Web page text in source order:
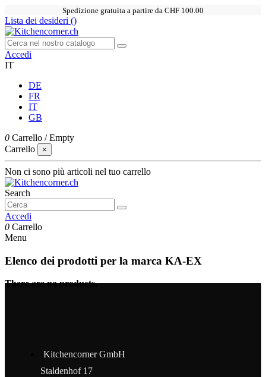
Spedizione gratuita a partire da CHF 100.00
Lista dei desideri ()
Accedi
IT
DE
FR
IT
GB
0 Carrello /Empty
Carrello
×
Non ci sono più articoli nel tuo carrello
Search
Accedi
0 Carrello
Menu
Elenco dei prodotti per la marca KA-EX
There are no products.
Kitchencorner GmbH
Staldenhof 17